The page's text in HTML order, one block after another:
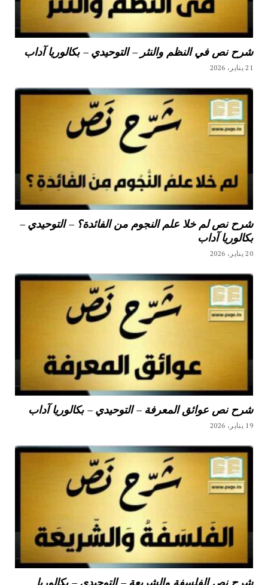
شرح نص في النظم والنثر – التوحيدي – بكالوريا آداب
21 يناير، 2026
شرح نص لم خلا علم النجوم من الفائدة؟ – التوحيدي –
بكالوريا آداب
20 يناير، 2026
شرح نص عوائق المعرفة – التوحيدي – بكالوريا آداب
19 يناير، 2026
شرح نص الفلسفة والشريعة – التوحيدي – بكالوريا